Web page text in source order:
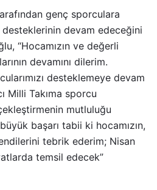
genç sporculara
devam edeceğini
“Hocamızın ve değerli
devamını dilerim.
desteklemeye devam
Milli Takıma sporcu
mutluluğu
başarı tabii ki hocamızın,
tebrik ederim; Nisan
temsil edecek”